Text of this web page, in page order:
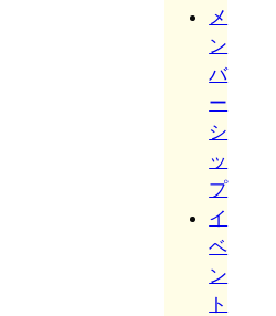
メ
ン
バ
ー
シ
ッ
プ
イ
ベ
ン
ト